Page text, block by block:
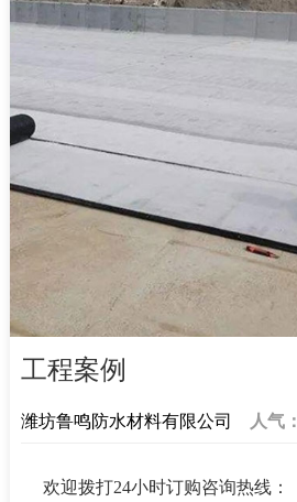
工程案例
潍坊鲁鸣防水材料有限公司 人气：
欢迎拨打24小时订购咨询热线：